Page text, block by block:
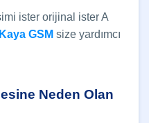
ister orijinal ister A
Kaya GSM size yardımcı
Neden Olan